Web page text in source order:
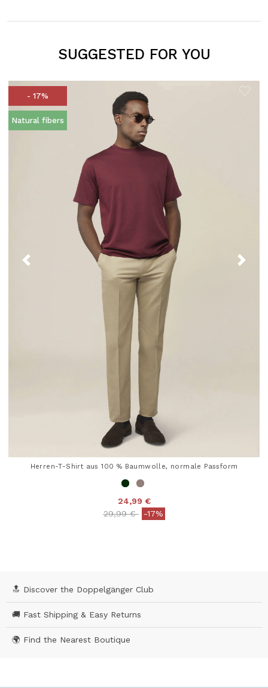
SUGGESTED FOR YOU
- 17%
Natural fibers
Herren-T-Shirt aus 100 % Baumwolle, normale Passform
24,99 €
Price reduced from
29,99 €to-17%
🔝 Discover the Doppelgänger Club
🚚 Fast Shipping & Easy Returns
🌍 Find the Nearest Boutique